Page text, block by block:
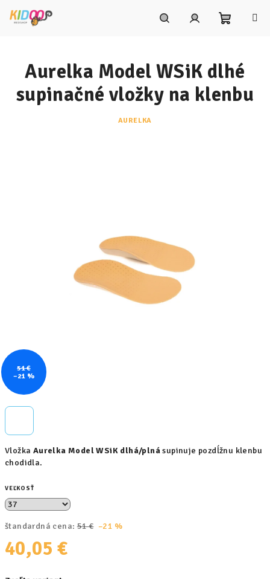
košík
Vložka Aurelka Model WSiK dlhá/plnásupinuje pozdĺžnu klenbu
chodidla.
VEĽKOSŤ
štandardná cena: 51 € –21 %
40,05 €
Aurelka Model WSiK dlhé
supinačné vložky na klenbu
AURELKA
51 €
–21 %